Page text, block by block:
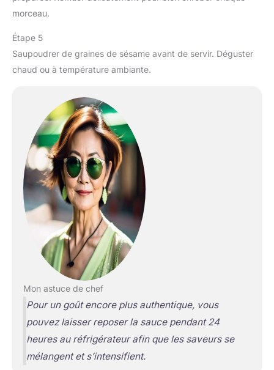
morceau.
Étape 5
Saupoudrer de graines de sésame avant de servir. Déguster
chaud ou à température ambiante.
Mon astuce de chef
Pour un goût encore plus authentique, vous
pouvez laisser reposer la sauce pendant 24
heures au réfrigérateur afin que les saveurs se
mélangent et s’intensifient.